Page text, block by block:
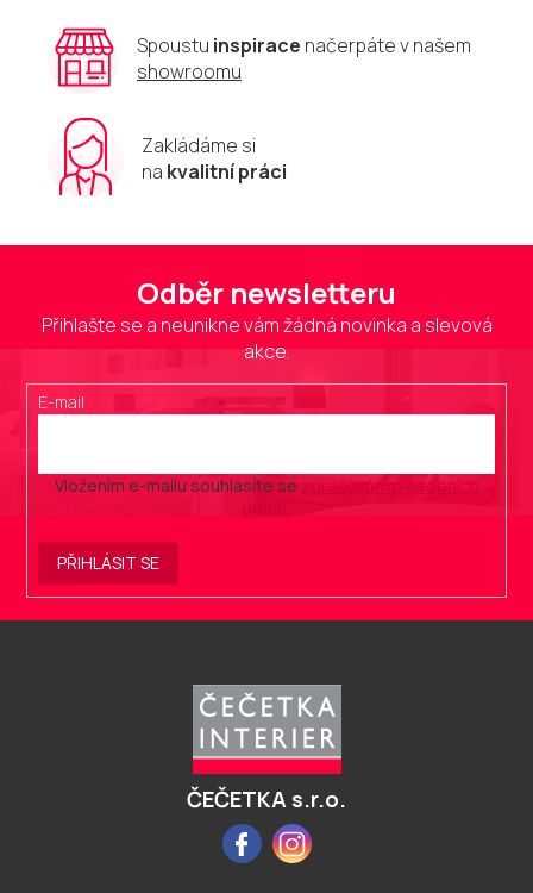
Spoustu inspirace načerpáte v našem
showroomu
Zakládáme si
na kvalitní práci
Odběr newsletteru
Přihlašte se a neunikne vám žádná novinka a slevová
akce.
E-mail
Vložením e-mailu souhlasíte se zpracováním osobních
.
PŘIHLÁSIT SE
ČEČETKA s.r.o.
FacebookInstagram